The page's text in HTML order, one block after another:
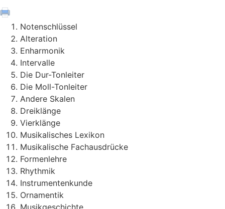
Notenschlüssel
Alteration
Enharmonik
Intervalle
Die Dur-Tonleiter
Die Moll-Tonleiter
Andere Skalen
Dreiklänge
Vierklänge
Musikalisches Lexikon
Musikalische Fachausdrücke
Formenlehre
Rhythmik
Instrumentenkunde
Ornamentik
Musikgeschichte